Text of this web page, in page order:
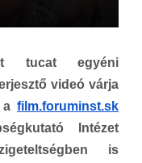
tucat egyéni
videó várja
a film.foruminst.sk
Intézet
is